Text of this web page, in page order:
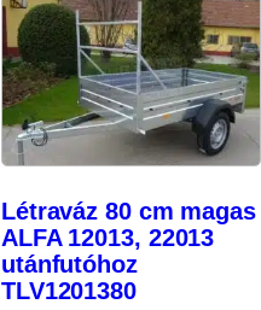
Létraváz 80 cm magas
ALFA 12013, 22013
utánfutóhoz
TLV1201380